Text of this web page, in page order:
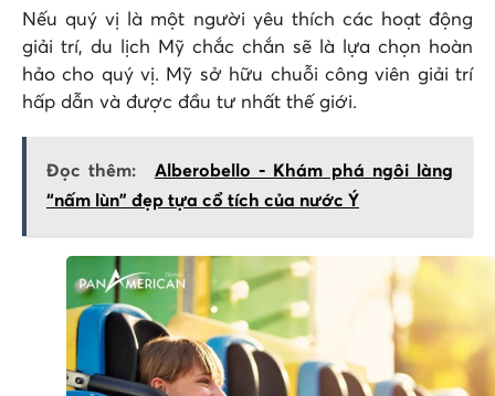
Nếu quý vị là một người yêu thích các hoạt động
giải trí, du lịch Mỹ chắc chắn sẽ là lựa chọn hoàn
hảo cho quý vị. Mỹ sở hữu chuỗi công viên giải trí
hấp dẫn và được đầu tư nhất thế giới.
Đọc thêm:
Alberobello - Khám phá ngôi làng
“nấm lùn" đẹp tựa cổ tích của nước Ý